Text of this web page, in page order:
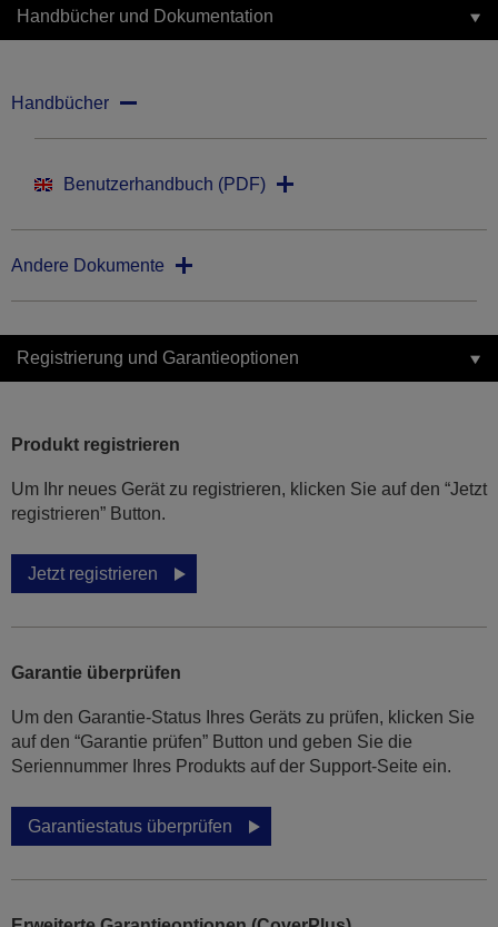
Handbücher und Dokumentation
Handbücher
Benutzerhandbuch (PDF)
Andere Dokumente
Registrierung und Garantieoptionen
Produkt registrieren
Um Ihr neues Gerät zu registrieren, klicken Sie auf den “Jetzt
registrieren” Button.
Jetzt registrieren
Garantie überprüfen
Um den Garantie-Status Ihres Geräts zu prüfen, klicken Sie
auf den “Garantie prüfen” Button und geben Sie die
Seriennummer Ihres Produkts auf der Support-Seite ein.
Garantiestatus überprüfen